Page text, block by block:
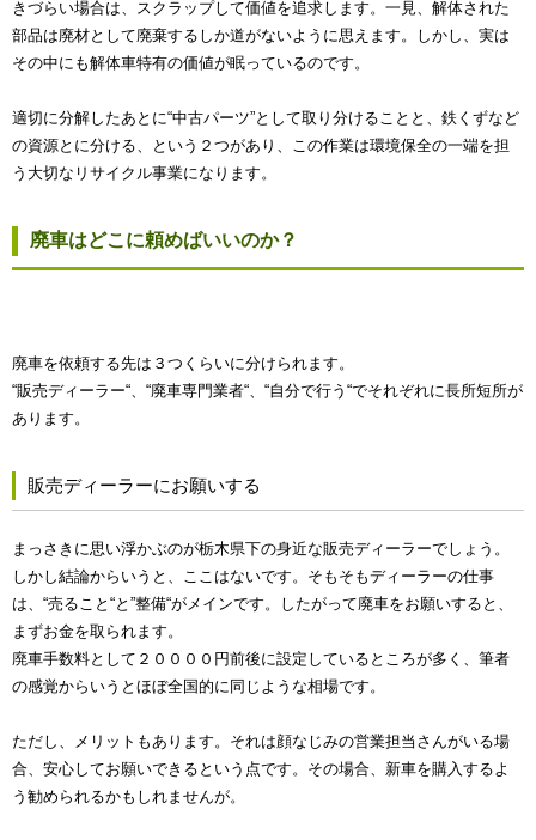
きづらい場合は、スクラップして価値を追求します。一見、解体された
部品は廃材として廃棄するしか道がないように思えます。しかし、実は
その中にも解体車特有の価値が眠っているのです。
適切に分解したあとに“中古パーツ”として取り分けることと、鉄くずなど
の資源とに分ける、という２つがあり、この作業は環境保全の一端を担
う大切なリサイクル事業になります。
廃車はどこに頼めばいいのか？
廃車を依頼する先は３つくらいに分けられます。
“販売ディーラー“、“廃車専門業者“、“自分で行う“でそれぞれに長所短所が
あります。
販売ディーラーにお願いする
まっさきに思い浮かぶのが栃木県下の身近な販売ディーラーでしょう。
しかし結論からいうと、ここはないです。そもそもディーラーの仕事
は、“売ること“と”整備“がメインです。したがって廃車をお願いすると、
まずお金を取られます。
廃車手数料として２００００円前後に設定しているところが多く、筆者
の感覚からいうとほぼ全国的に同じような相場です。
ただし、メリットもあります。それは顔なじみの営業担当さんがいる場
合、安心してお願いできるという点です。その場合、新車を購入するよ
う勧められるかもしれませんが。